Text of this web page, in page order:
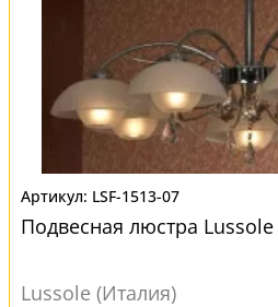
LSF-1513-07
Подвесная люстра Lussole
Lussole (Италия)